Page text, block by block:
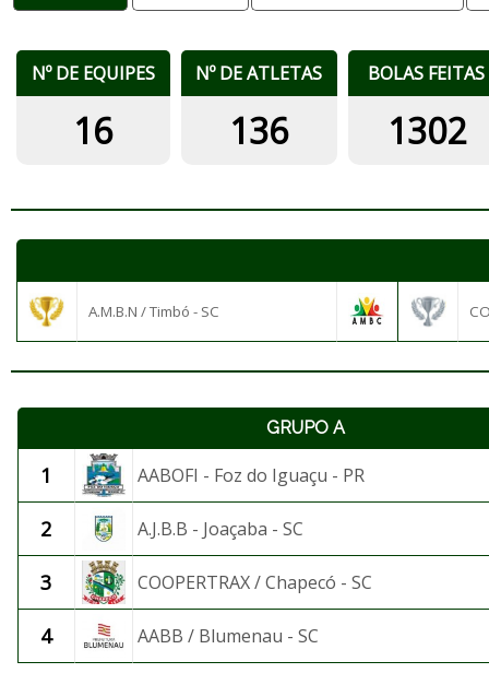
Nº DE EQUIPES
16
Nº DE ATLETAS
136
BOLAS FEITAS
1302
A.M.B.N / Timbó - SC
GRUPO A
1 AABOFI - Foz do Iguaçu - PR
2 A.J.B.B - Joaçaba - SC
3 COOPERTRAX / Chapecó - SC
4 AABB / Blumenau - SC